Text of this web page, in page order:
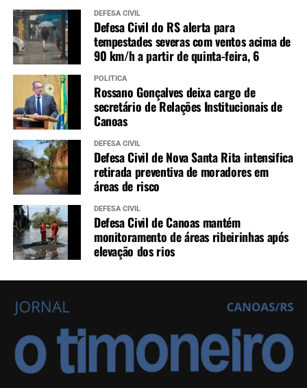
DEFESA CIVIL
Defesa Civil do RS alerta para
tempestades severas com ventos acima de
90 km/h a partir de quinta-feira, 6
POLÍTICA
Rossano Gonçalves deixa cargo de
secretário de Relações Institucionais de
Canoas
DEFESA CIVIL
Defesa Civil de Nova Santa Rita intensifica
retirada preventiva de moradores em
áreas de risco
DEFESA CIVIL
Defesa Civil de Canoas mantém
monitoramento de áreas ribeirinhas após
elevação dos rios